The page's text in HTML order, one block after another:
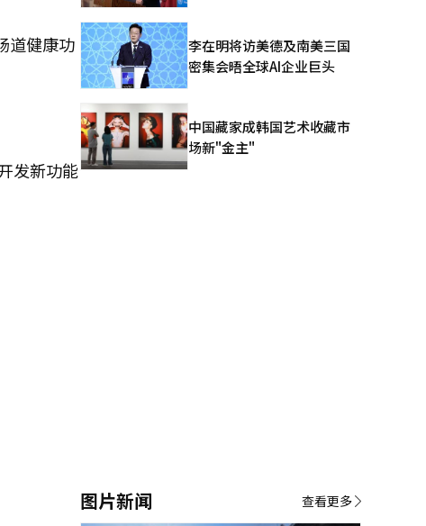
道健康功
发新功能
李在明将访美德及南美三国
密集会晤全球AI企业巨头
中国藏家成韩国艺术收藏市
场新"金主"
图片新闻 查看更多